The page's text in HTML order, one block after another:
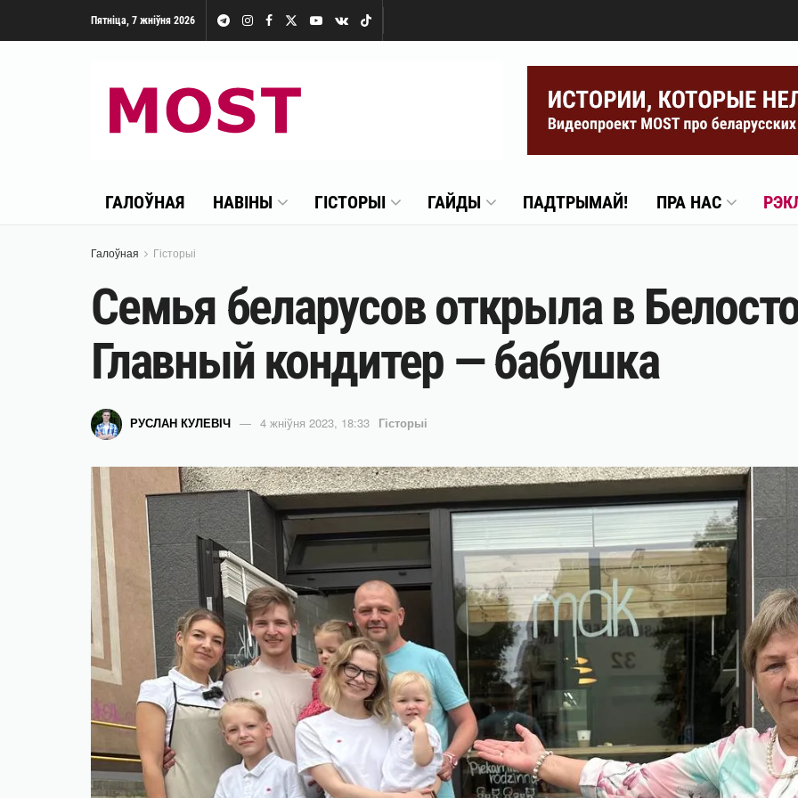
Пятніца, 7 жніўня 2026
ГАЛОЎНАЯ НАВІНЫ ГІСТОРЫІ ГАЙДЫ ПАДТРЫМАЙ! ПРА НАС
Галоўная Гісторыі
Семья беларусов открыла в
Главный кондитер — бабушка
РУСЛАН КУЛЕВІЧ 4 жніўня 2023, 18:33 Гісторыі